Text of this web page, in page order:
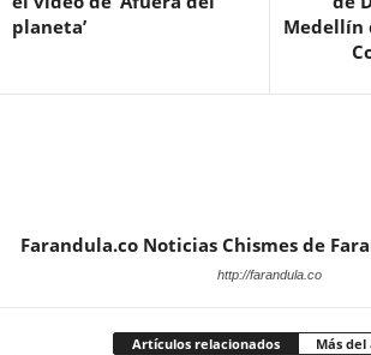
planeta’
Medellín
Farandula.co Noticias Chismes de
http://farandula.co
Artículos relacionados Más